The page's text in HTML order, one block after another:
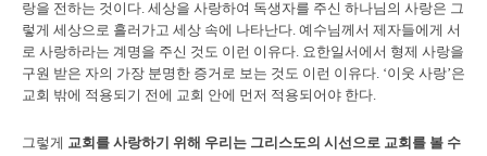
랑을 전하는 것이다. 세상을 사랑하여 독생자를 주신 하나님의 사랑은 그
렇게 세상으로 흘러가고 세상 속에 나타난다. 예수님께서 제자들에게 서
로 사랑하라는 계명을 주신 것도 이런 이유다. 요한일서에서 형제 사랑을
구원 받은 자의 가장 분명한 증거로 보는 것도 이런 이유다. ‘이웃 사랑’은
교회 밖에 적용되기 전에 교회 안에 먼저 적용되어야 한다.
그렇게 교회를 사랑하기 위해 우리는 그리스도의 시선으로 교회를 볼 수